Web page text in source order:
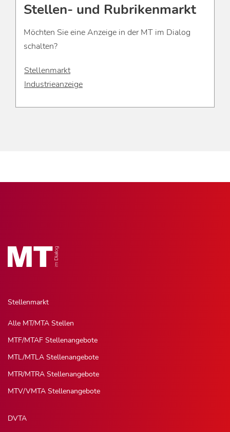
Stellen- und Rubrikenmarkt
Möchten Sie eine Anzeige in der MT im Dialog
schalten?
Stellenmarkt
Industrieanzeige
Stellenmarkt
Alle MT/MTA Stellen
MTF/MTAF Stellenangebote
MTL/MTLA Stellenangebote
MTR/MTRA Stellenangebote
MTV/VMTA Stellenangebote
DVTA